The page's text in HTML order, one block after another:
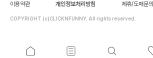
이용약관 개인정보처리방침 제휴/도매문의
COPYRIGHT (c)CLICKNFUNNY. All rights reserved.